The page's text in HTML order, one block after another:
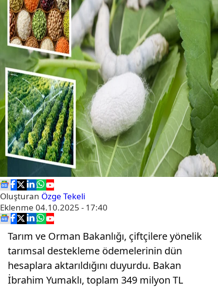
Oluşturan Özge Tekeli
Eklenme 04.10.2025 - 17:40
Tarım ve Orman Bakanlığı, çiftçilere yönelik
tarımsal destekleme ödemelerinin dün
hesaplara aktarıldığını duyurdu. Bakan
İbrahim Yumaklı, toplam 349 milyon TL